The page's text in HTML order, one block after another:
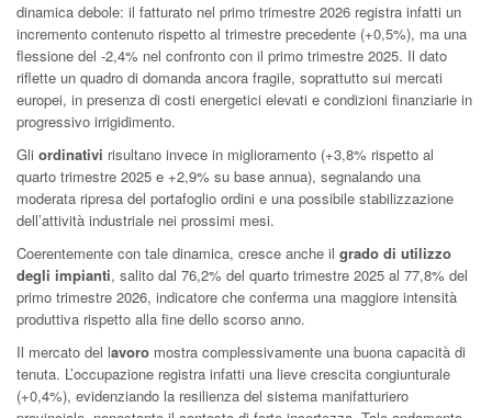
dinamica debole: il fatturato nel primo trimestre 2026 registra infatti un
incremento contenuto rispetto al trimestre precedente (+0,5%), ma una
flessione del -2,4% nel confronto con il primo trimestre 2025. Il dato
riflette un quadro di domanda ancora fragile, soprattutto sui mercati
europei, in presenza di costi energetici elevati e condizioni finanziarie in
progressivo irrigidimento.
Gli ordinativi risultano invece in miglioramento (+3,8% rispetto al
quarto trimestre 2025 e +2,9% su base annua), segnalando una
moderata ripresa del portafoglio ordini e una possibile stabilizzazione
dell’attività industriale nei prossimi mesi.
Coerentemente con tale dinamica, cresce anche il grado di utilizzo
degli impianti, salito dal 76,2% del quarto trimestre 2025 al 77,8% del
primo trimestre 2026, indicatore che conferma una maggiore intensità
produttiva rispetto alla fine dello scorso anno.
Il mercato del lavoro mostra complessivamente una buona capacità di
tenuta. L’occupazione registra infatti una lieve crescita congiunturale
(+0,4%), evidenziando la resilienza del sistema manifatturiero